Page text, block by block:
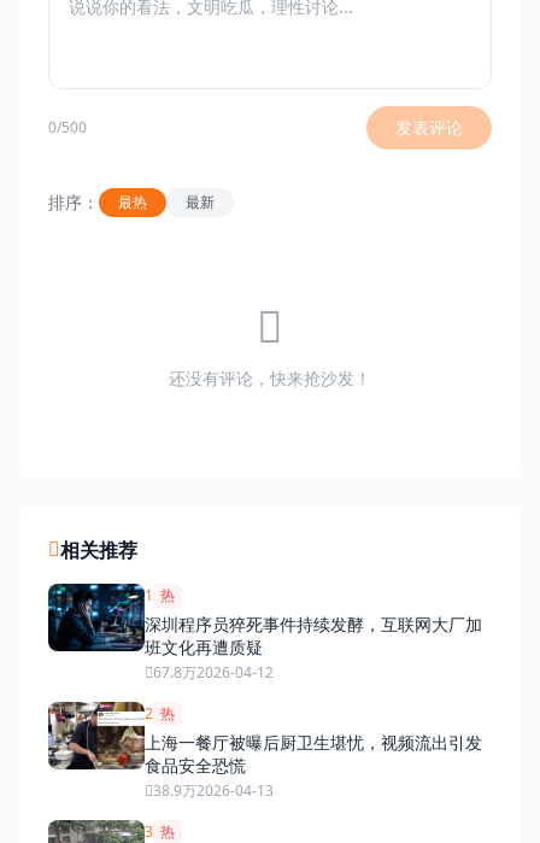
0/500 发表评论
排序： 最热 最新
还没有评论，快来抢沙发！
相关推荐
1 热
深圳程序员猝死事件持续发酵，互联网大厂加
班文化再遭质疑
67.8万2026-04-12
2 热
上海一餐厅被曝后厨卫生堪忧，视频流出引发
食品安全恐慌
38.9万2026-04-13
3 热